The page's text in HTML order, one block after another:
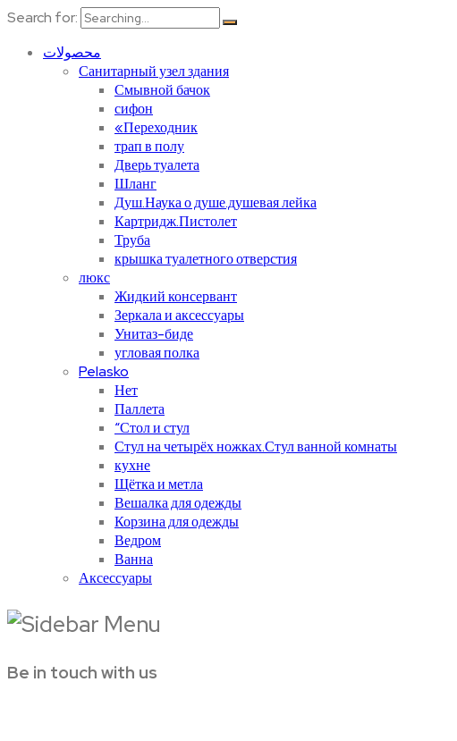
Search for:
محصولات
Санитарный узел здания
Смывной бачок
сифон
«Переходник
трап в полу
Дверь туалета
Шланг
Душ.Наука о душе.душевая лейка
Картридж.Пистолет
Труба
крышка туалетного отверстия
люкс
Жидкий консервант
Зеркала и аксессуары
Унитаз-биде
угловая полка
Pelasko
Нет
Паллета
“Стол и стул
Стул на четырёх ножках.Стул ванной комнаты
кухне
Щётка и метла
Вешалка для одежды
Корзина для одежды
Ведром
Ванна
Аксессуары
Be in touch with us